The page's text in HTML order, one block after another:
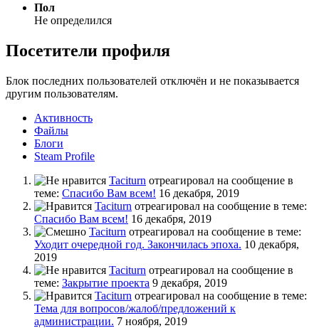
Пол
Не определился
Посетители профиля
Блок последних пользователей отключён и не показывается
другим пользователям.
Активность
Файлы
Блоги
Steam Profile
Taciturn отреагировал на сообщение в
теме: Спасибо Вам всем! 16 декабря, 2019
Taciturn отреагировал на сообщение в теме:
Спасибо Вам всем! 16 декабря, 2019
Taciturn отреагировал на сообщение в теме:
Уходит очередной год. Закончилась эпоха. 10 декабря,
2019
Taciturn отреагировал на сообщение в
теме: Закрытие проекта 9 декабря, 2019
Taciturn отреагировал на сообщение в теме:
Тема для вопросов/жалоб/предложений к
администрации. 7 ноября, 2019